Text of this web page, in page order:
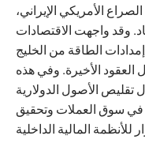
الأمريكي الإيراني،
وقد واجهت الاقتصادات
الطاقة من الخليج
الأخيرة. وفي هذه
الأصول الدولارية
في سوق العملات وتحقيق